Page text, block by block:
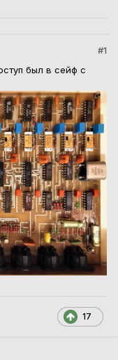
#1
был в сейф с
17